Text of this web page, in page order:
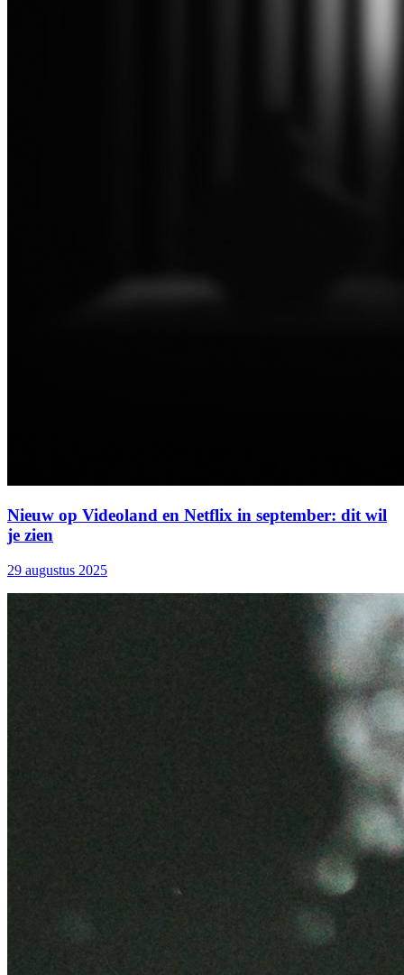
Nieuw op Videoland en Netflix in september: dit wil
je zien
29 augustus 2025